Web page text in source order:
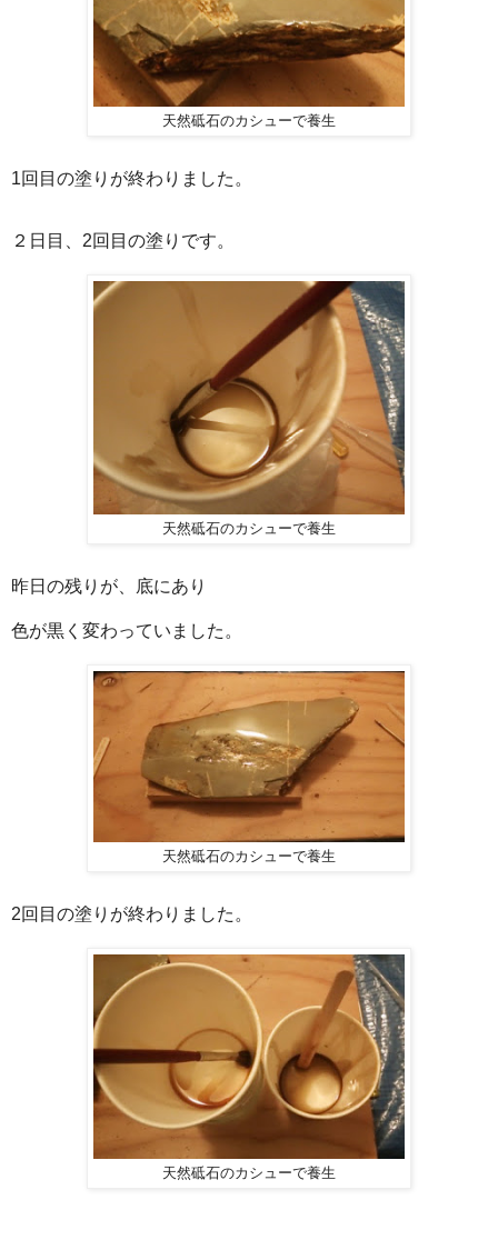
天然砥石のカシューで養生
1回目の塗りが終わりました。
２日目、2回目の塗りです。
天然砥石のカシューで養生
昨日の残りが、底にあり
色が黒く変わっていました。
天然砥石のカシューで養生
2回目の塗りが終わりました。
天然砥石のカシューで養生